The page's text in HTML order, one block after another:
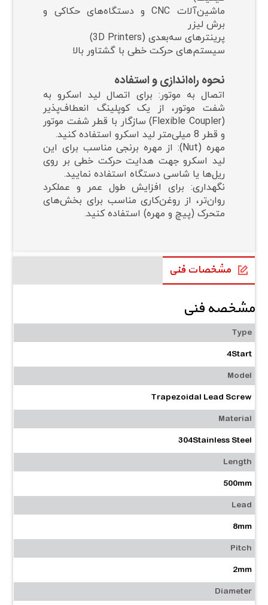
ماشین‌آلات CNC و دستگاه‌های حکاکی و
برش لیزر
پرینترهای سه‌بعدی (3D Printers)
سیستم‌های حرکت خطی با گشتاور بالا
نحوه راه‌اندازی و استفاده
اتصال به موتور: برای اتصال لید اسکرو به
شفت موتور، از یک کوپلینگ انعطاف‌پذیر
(Flexible Coupler) سازگار با قطر شفت موتور
و قطر 8 میلی‌متر لید اسکرو استفاده کنید.
مهره (Nut): از مهره برنجی مناسب برای این
لید اسکرو جهت هدایت حرکت خطی بر روی
ریل‌ها یا شاسی دستگاه استفاده نمایید.
نگهداری: برای افزایش طول عمر و عملکرد
روان‌تر، از روغن‌کاری مناسب برای بخش‌های
متحرک (پیچ و مهره) استفاده کنید.
مشخصات فنی
مشخصه فنی
Type
4Start
Model
Trapezoidal Lead Screw
Material
304Stainless Steel
Length
500mm
Lead
8mm
Pitch
2mm
Diameter